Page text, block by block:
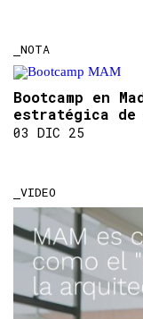
NOTA
Bootcamp en
estratégica de
03 DIC 25
VIDEO